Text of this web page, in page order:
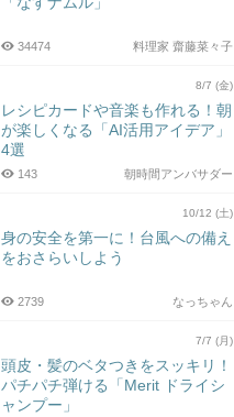
料理家 齋藤菜々子
34474
8/7 (金)
レシピカードや音楽も作れる！朝
が楽しくなる「AI活用アイデア」
4選
朝時間アンバサダー
143
10/12 (土)
身の安全を第一に！台風への備え
をおさらいしよう
なっちゃん
2739
7/7 (月)
頭皮・髪のベタつきをスッキリ！
パチパチ弾ける「Merit ドライシ
ャンプー」